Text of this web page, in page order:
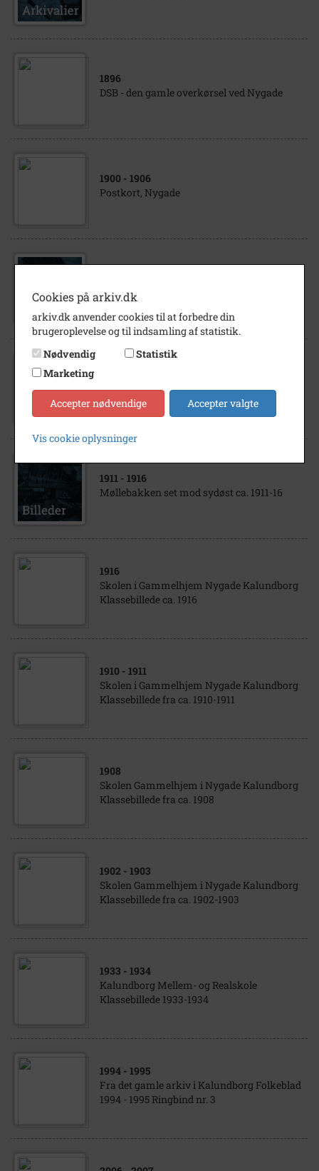
1896
DSB - den gamle overkørsel ved Nygade
1900 - 1906
Postkort, Nygade
Petersen, Alfred, malermester
Lavbæk - Nygade, Kalundborg
1911 - 1916
Møllebakken set mod sydøst ca. 1911-16
1916
Skolen i Gammelhjem Nygade Kalundborg
Klassebillede ca. 1916
1910 - 1911
Skolen i Gammelhjem Nygade Kalundborg
Klassebillede fra ca. 1910-1911
1908
Skolen Gammelhjem i Nygade Kalundborg
Klassebillede fra ca. 1908
1902 - 1903
Skolen Gammelhjem i Nygade Kalundborg
Klassebillede fra ca. 1902-1903
1933 - 1934
Kalundborg Mellem- og Realskole
Klassebillede 1933-1934
1994 - 1995
Fra det gamle arkiv i Kalundborg Folkeblad
1994 - 1995 Ringbind nr. 3
Cookies på arkiv.dk
arkiv.dk anvender cookies til at forbedre din
brugeroplevelse og til indsamling af statistik.
Nødvendig
Statistik
Marketing
Accepter nødvendige Accepter valgte
Vis cookie oplysninger